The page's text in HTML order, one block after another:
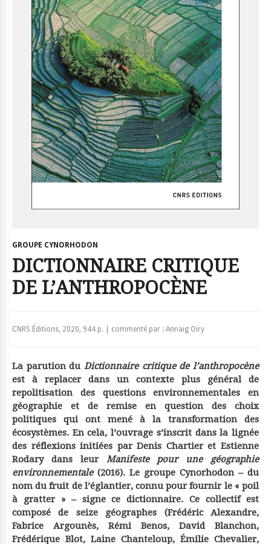
GROUPE CYNORHODON
DICTIONNAIRE CRITIQUE
DE L’ANTHROPOCÈNE
CNRS Éditions, 2020, 944 p. | commenté par : Annaig Oiry
La parution du Dictionnaire critique de l’anthropocène
est à replacer dans un contexte plus général de
repolitisation des questions environnementales en
géographie et de remise en question des choix
politiques qui ont mené à la transformation des
écosystèmes. En cela, l’ouvrage s’inscrit dans la lignée
des réflexions initiées par Denis Chartier et Estienne
Rodary dans leur Manifeste pour une géographie
environnementale(2016). Le groupe Cynorhodon – du
nom du fruit de l’églantier, connu pour fournir le « poil
à gratter » – signe ce dictionnaire. Ce collectif est
composé de seize géographes (Frédéric Alexandre,
Fabrice Argounès, Rémi Benos, David Blanchon,
Frédérique Blot, Laine Chanteloup, Émilie Chevalier,